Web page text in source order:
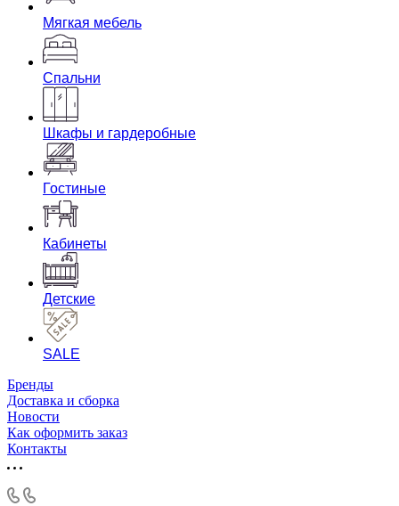
Мягкая мебель
Спальни
Шкафы и гардеробные
Гостиные
Кабинеты
Детские
SALE
Бренды
Доставка и сборка
Новости
Как оформить заказ
Контакты